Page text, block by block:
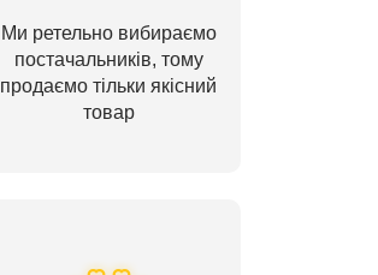
Ми ретельно вибираємо
постачальників, тому
продаємо тільки якісний
товар